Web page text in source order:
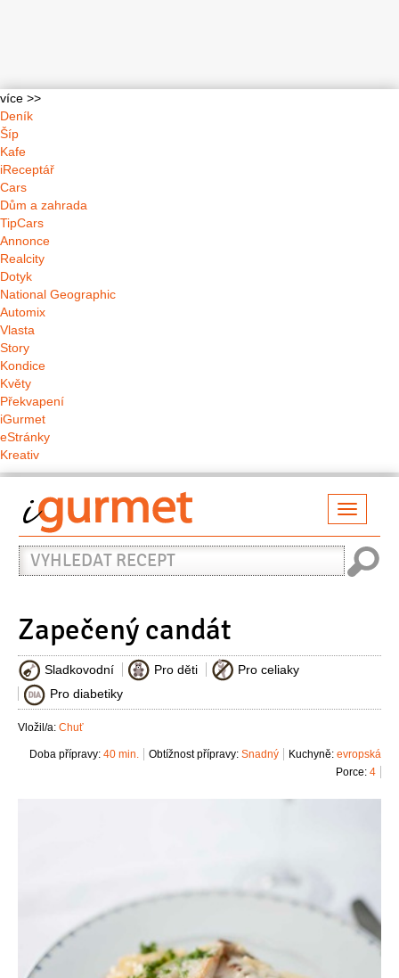
více >>
Deník
Šíp
Kafe
iReceptář
Cars
Dům a zahrada
TipCars
Annonce
Realcity
Dotyk
National Geographic
Automix
Vlasta
Story
Kondice
Květy
Překvapení
iGurmet
eStránky
Kreativ
Vyhledat
recept
Zapečený candát
Sladkovodní Pro děti
Pro celiaky
Pro diabetiky
Vložil/a: Chuť
Kuchyně: evropská
Obtížnost přípravy: Snadný
Doba přípravy: 40 min.
Porce: 4